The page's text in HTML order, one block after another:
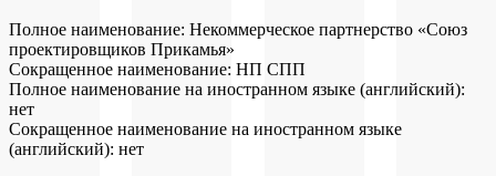
Полное наименование: Некоммерческое партнерство «Союз
проектировщиков Прикамья»
Сокращенное наименование: НП СПП
Полное наименование на иностранном языке (английский):
нет
Сокращенное наименование на иностранном языке
(английский): нет